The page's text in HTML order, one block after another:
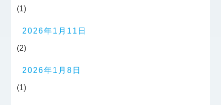
(1)
2026年1月11日
(2)
2026年1月8日
(1)